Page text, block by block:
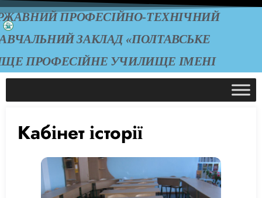
ПРОФЕСІЙНО-ТЕХНІЧНИЙ
ЗАКЛАД «ПОЛТАВСЬКЕ
ПРОФЕСІЙНЕ УЧИЛИЩЕ ІМЕНІ
Кабінет історії